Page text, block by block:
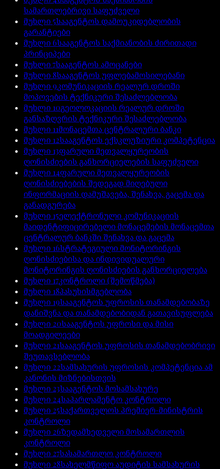
სამართლებრივი საფუძველი
მუხლი 5სააგენტოს დამოუკიდებლობის
გარანტიები
მუხლი 6სააგენტოს საქმიანობის ძირითადი
პრინციპები
მუხლი7სააგენტოს ამოცანები
მუხლი 8სააგენტოს უფლებამოსილებანი
მუხლი 9კომუნიკაციის რეალურ დროში
მოპოვების ტექნიკური შესაძლებლობა
მუხლი 10გეოლოკაციის რეალურ დროში
განსაზღვრის ტექნიკური შესაძლებლობა
მუხლი 11მონაცემთა ცენტრალური ბანკი
მუხლი 12სააგენტოს ექსკლუზიური კომპეტენცია
მუხლი 13ფარული მეთვალყურეობის
ღონისძიების განხორციელების საფუძველი
მუხლი 14ფარული მეთვალყურეობის
ღონისძიებების შედეგად მიღებული
ინფორმაციის დამუშავება, შენახვა, გაცემა და
განადგურება
მუხლი 15ელექტრონული კომუნიკაციის
მაიდენტიფიცირებელი მონაცემების მონაცემთა
ცენტრალურ ბანკში შენახვა და გაცემა
მუხლი 16სტრატეგიული მონიტორინგის
ღონისძიებისა და ინდივიდუალური
მონიტორინგის ღონისძიების განხორციელება
მუხლი 17კონტროლი (შემოწმება)
მუხლი 18პასუხისმგებლობა
მუხლი 19სააგენტოს უფროსის თანამდებობაზე
დანიშვნა და თანამდებობიდან გათავისუფლება
მუხლი 20სააგენტოს უფროსი და მისი
მოადგილეები
მუხლი 21სააგენტოს უფროსის თანამდებობრივი
შეუთავსებლობა
მუხლი 22სამსახურის უფროსის კომპეტენცია ამ
კანონის მიზნებისთვის
მუხლი 23სააგენტოს მოსამსახურე
მუხლი 24საპარლამენტო კონტროლი
მუხლი 25საქართველოს პრემიერ-მინისტრის
კონტროლი
მუხლი 26ზედამხედველი მოსამართლის
კონტროლი
მუხლი 27სასამართლო კონტროლი
მუხლი 28სახელმწიფო აუდიტის სამსახურის